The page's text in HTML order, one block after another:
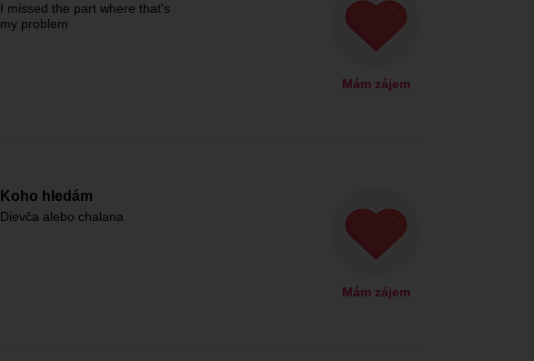
I missed the part where that's
my problem
Mám zájem
Koho hledám
Dievča alebo chalana
Mám zájem